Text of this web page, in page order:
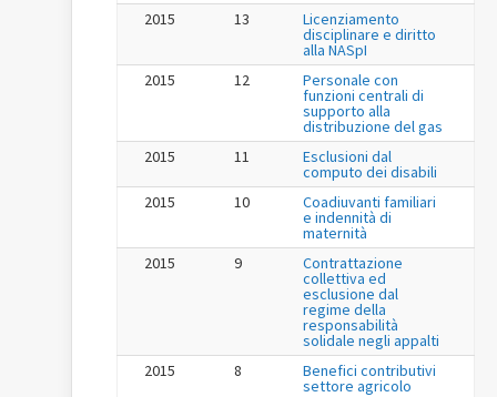
2015
13 Licenziamento
disciplinare e diritto
alla NASpI
2015
12 Personale con
funzioni centrali di
supporto alla
distribuzione del gas
2015
11 Esclusioni dal
computo dei disabili
2015
10 Coadiuvanti familiari
e indennità di
maternità
2015
9 Contrattazione
collettiva ed
esclusione dal
regime della
responsabilità
solidale negli appalti
2015
8 Benefici contributivi
settore agricolo